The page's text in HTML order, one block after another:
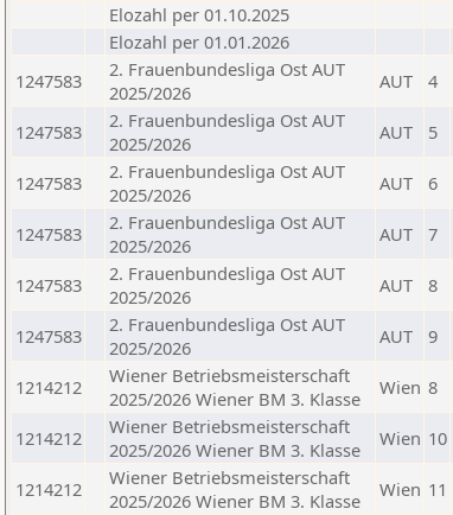
Elozahl per 01.10.2025
Elozahl per 01.01.2026
1247583
2. Frauenbundesliga Ost AUT
2025/2026
AUT 4
1247583
2. Frauenbundesliga Ost AUT
2025/2026
AUT 5
1247583
2. Frauenbundesliga Ost AUT
2025/2026
AUT 6
1247583
2. Frauenbundesliga Ost AUT
2025/2026
AUT 7
1247583
2. Frauenbundesliga Ost AUT
2025/2026
AUT 8
1247583
2. Frauenbundesliga Ost AUT
2025/2026
AUT 9
1214212
Wiener Betriebsmeisterschaft
2025/2026 Wiener BM 3. Klasse
Wien 8
1214212
Wiener Betriebsmeisterschaft
2025/2026 Wiener BM 3. Klasse
Wien 10
1214212
Wiener Betriebsmeisterschaft
2025/2026 Wiener BM 3. Klasse
Wien 11